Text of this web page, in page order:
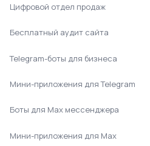
Цифровой отдел продаж
Бесплатный аудит сайта
Telegram-боты для бизнеса
Мини-приложения для Telegram
Боты для Max мессенджера
Мини-приложения для Max